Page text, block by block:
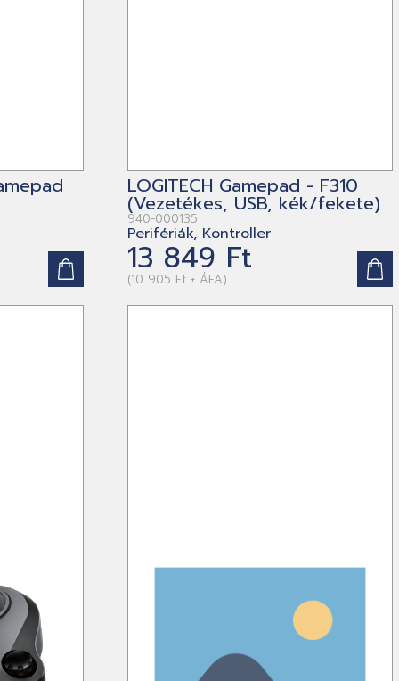
LOGITECH Gamepad - F310
(Vezetékes, USB, kék/fekete)
940-000135
Perifériák, Kontroller
13 849 Ft
(10 905 Ft + ÁFA)